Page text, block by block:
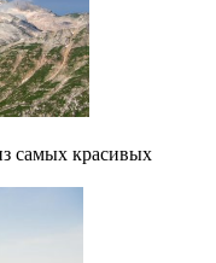
самых красивых